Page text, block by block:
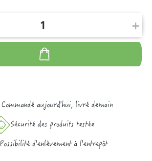
Commandé aujourd'hui, livré demain
Sécurité des produits testée
Possibilité d'enlèvement à l'entrepôt